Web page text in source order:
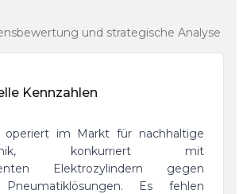
und strategische Analyse
Kennzahlen
operiert im Markt für nachhaltige
konkurriert mit
Elektrozylindern gegen
Pneumatiklösungen. Es fehlen